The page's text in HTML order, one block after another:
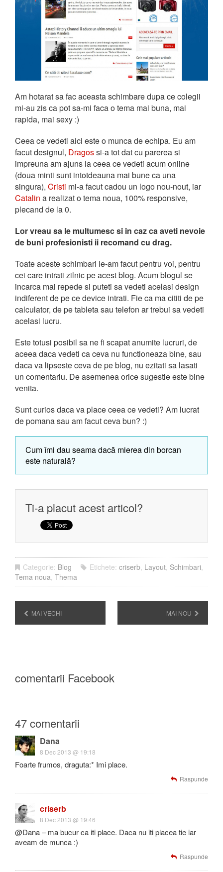
Am hotarat sa fac aceasta schimbare dupa ce colegii
mi-au zis ca pot sa-mi faca o tema mai buna, mai
rapida, mai sexy :)
Ceea ce vedeti aici este o munca de echipa. Eu am
facut designul, Dragossi-a tot dat cu parerea si
impreuna am ajuns la ceea ce vedeti acum online
(doua minti sunt intotdeauna mai bune ca una
singura), Cristi mi-a facut cadou un logo nou-nout, iar
Catalin a realizat o tema noua, 100% responsive,
plecand de la 0.
Lor vreau sa le multumesc si in caz ca aveti nevoie
de buni profesionisti ii recomand cu drag.
Toate aceste schimbari le-am facut pentru voi, pentru
cei care intrati zilnic pe acest blog. Acum blogul se
incarca mai repede si puteti sa vedeti acelasi design
indiferent de pe ce device intrati. Fie ca ma cititi de pe
calculator, de pe tableta sau telefon ar trebui sa vedeti
acelasi lucru.
Este totusi posibil sa ne fi scapat anumite lucruri, de
aceea daca vedeti ca ceva nu functioneaza bine, sau
daca va lipseste ceva de pe blog, nu ezitati sa lasati
un comentariu. De asemenea orice sugestie este bine
venita.
Sunt curios daca va place ceea ce vedeti? Am lucrat
de pomana sau am facut ceva bun? :)
Cum îmi dau seama dacă mierea din borcan
este naturală?
Ti-a placut acest articol?
Categorie: Blog Etichete: criserb Layout Schimbari
Tema noua Thema
MAI VECHI MAI NOU
comentarii Facebook
47 comentarii
Dana
8 Dec 2013 @ 19:18
Foarte frumos, draguta:* Imi place.
Raspunde
criserb
8 Dec 2013 @ 19:46
@Dana – ma bucur ca iti place. Daca nu iti placea tie iar
aveam de munca :)
Raspunde